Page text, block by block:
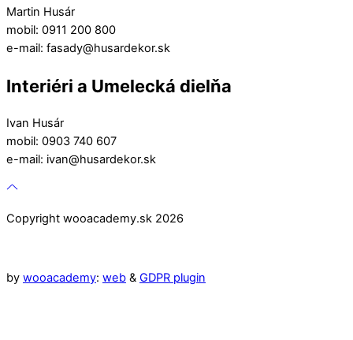
Martin Husár
mobil: 0911 200 800
e-mail: fasady@husardekor.sk
Interiéri a Umelecká dielňa
Ivan Husár
mobil: 0903 740 607
e-mail: ivan@husardekor.sk
Copyright wooacademy.sk 2026
by wooacademy: web & GDPR plugin